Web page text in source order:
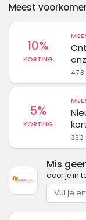
Meest
10%
KORTING
478
5%
KORTING
363
Mis
door je in